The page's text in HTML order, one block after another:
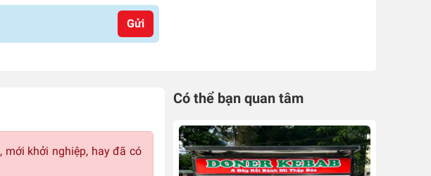
Gửi
mới khởi nghiệp, hay đã có
Có thể bạn quan tâm